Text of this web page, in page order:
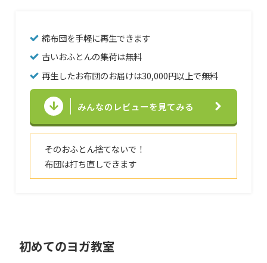
綿布団を手軽に再生できます
古いおふとんの集荷は無料
再生したお布団のお届けは30,000円以上で無料
みんなのレビューを見てみる
そのおふとん捨てないで！
布団は打ち直しできます
初めてのヨガ教室